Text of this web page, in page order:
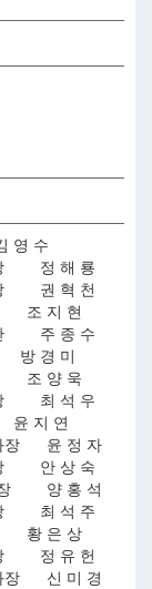
수
정 해 룡
권 혁 천
조 지 현
주 종 수
경 미
조 양 욱
최 석 우
지 연
장 윤 정 자
안 상 숙
장 양 홍 석
최 석 주
황 은 상
정 유 헌
장 신 미 경